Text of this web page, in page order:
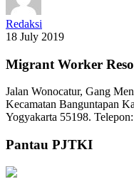
Redaksi
18 July 2019
Migrant Worker
Jalan Wonocatur, Gang
Kecamatan Banguntapan
Yogyakarta 55198.
Pantau PJTKI